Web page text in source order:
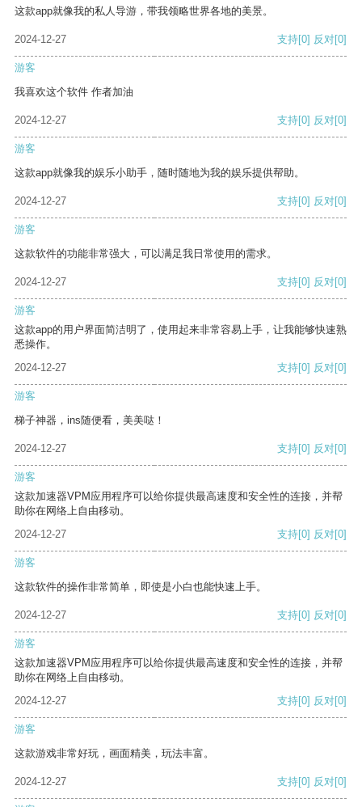
这款app就像我的私人导游，带我领略世界各地的美景。
2024-12-27 支持[0] 反对[0]
游客
我喜欢这个软件 作者加油
2024-12-27 支持[0] 反对[0]
游客
这款app就像我的娱乐小助手，随时随地为我的娱乐提供帮助。
2024-12-27 支持[0] 反对[0]
游客
这款软件的功能非常强大，可以满足我日常使用的需求。
2024-12-27 支持[0] 反对[0]
游客
这款app的用户界面简洁明了，使用起来非常容易上手，让我能够快速熟
悉操作。
2024-12-27
支持[0] 反对[0]
游客
梯子神器，ins随便看，美美哒！
2024-12-27 支持[0] 反对[0]
游客
这款加速器VPM应用程序可以给你提供最高速度和安全性的连接，并帮
助你在网络上自由移动。
2024-12-27
支持[0] 反对[0]
游客
这款软件的操作非常简单，即使是小白也能快速上手。
2024-12-27 支持[0] 反对[0]
游客
这款加速器VPM应用程序可以给你提供最高速度和安全性的连接，并帮
助你在网络上自由移动。
2024-12-27
支持[0] 反对[0]
游客
这款游戏非常好玩，画面精美，玩法丰富。
2024-12-27 支持[0] 反对[0]